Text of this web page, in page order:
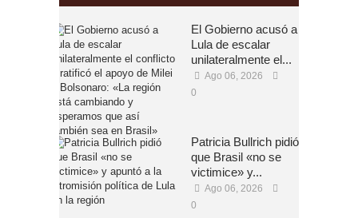
El Gobierno acusó a
Lula de escalar
unilateralmente el...
Ago 06, 2026
0
Patricia Bullrich pidió
que Brasil «no se
victimice» y...
Ago 06, 2026
0